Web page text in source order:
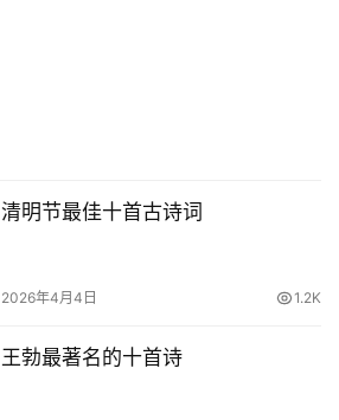
清明节最佳十首古诗词
2026年4月4日 1.2K
王勃最著名的十首诗